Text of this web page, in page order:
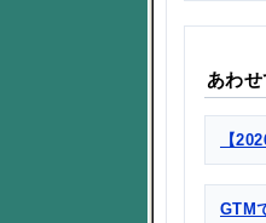
あわ
【
GTM